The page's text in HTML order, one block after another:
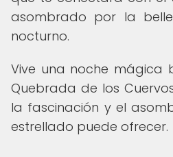
asombrado por la
nocturno.
Vive una noche mágica
Quebrada de los
la fascinación y el
estrellado puede ofrecer.